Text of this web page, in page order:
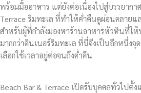
พร้อมมื้ออาหาร แต่ยังต่อเนื่องไปสู่บรรยากา
Terrace ริมทะเล ที่ทำให้ค่ำคืนดูผ่อนคลายแ
สำหรับผู้ที่กำลังมองหาร้านอาหารหัวหินที่ให้
มากกว่าดินเนอร์ริมทะเล ที่นี่จึงเป็นอีกหนึ่ง
เลือกใช้เวลาอยู่ต่อจนถึงค่ำคืน
Beach Bar & Terrace เปิดรับบุคคลทั่วไปตั้ง